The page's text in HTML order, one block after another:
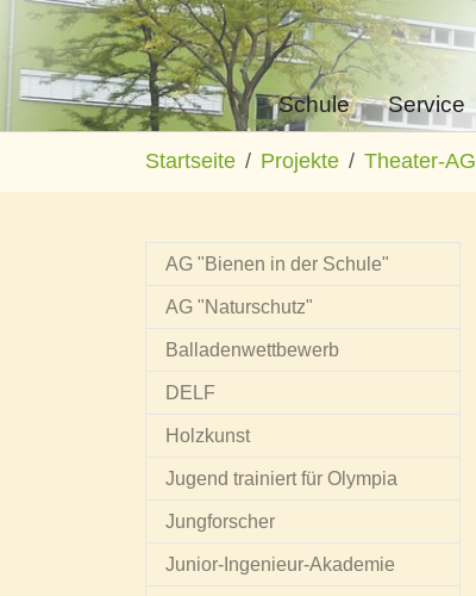
Schule Service
Startseite Projekte Theater-AG
AG "Bienen in der Schule"
AG "Naturschutz"
Balladenwettbewerb
DELF
Holzkunst
Jugend trainiert für Olympia
Jungforscher
Junior-Ingenieur-Akademie